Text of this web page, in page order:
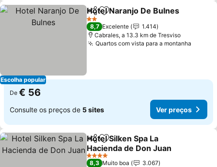
Escolha popular
PartilharAdicionar aos favoritos
Hotel Naranjo De Bulnes
2 Estrelas
8,7 Excelente
1.414
Cabrales, a 13.3 km de Tresviso
Quartos com vista para a montanha
De € 56
Consulte os preços de 5 sites Ver preços
PartilharAdicionar aos favoritos
Hotel Silken Spa La
Hacienda de Don Juan
Ver preços
4 Estrelas
8,3 Muito boa
3.067